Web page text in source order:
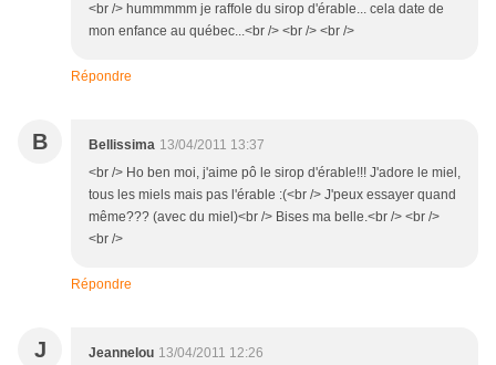
<br /> hummmmm je raffole du sirop d'érable... cela date de
mon enfance au québec...<br /> <br /> <br />
Répondre
B Bellissima 13/04/2011 13:37
<br /> Ho ben moi, j'aime pô le sirop d'érable!!! J'adore le miel,
tous les miels mais pas l'érable :(<br /> J'peux essayer quand
même??? (avec du miel)<br /> Bises ma belle.<br /> <br />
<br />
Répondre
J Jeannelou 13/04/2011 12:26